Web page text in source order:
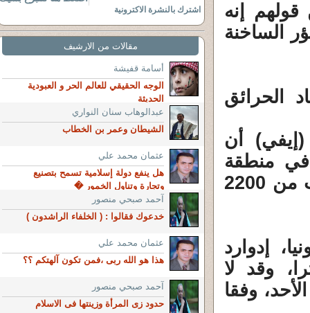
قولهم إنه
الساخنة
الحرائق
(إيفي) أن
في منطقة
جيرونا شمال شرق البلاد، وأتى على ما يقرب من 2200
إدوارد
يبلغ 40 كيلومترا، وقد لا
وفقا
اشترك بالنشرة الاكترونية
مقالات من الارشيف
أسامة قفيشة
الوجه الحقيقي للعالم الحر و العبودية
الحديثة
عبدالوهاب سنان النواري
الشيطان وعمر بن الخطاب
عثمان محمد علي
هل ينفع دولة إسلامية تسمح بتصنيع
وتجارة وتناول الخمور �
آحمد صبحي منصور
خدعوك فقالوا : ( الخلفاء الراشدون )
عثمان محمد علي
هذا هو الله ربى ،فمن تكون آلهتكم ؟؟
آحمد صبحي منصور
حدود زى المرأة وزينتها فى الاسلام